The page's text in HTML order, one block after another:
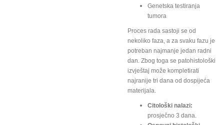
Genetska testiranja
tumora
Proces rada sastoji se od
nekoliko faza, a za svaku fazu je
potreban najmanje jedan radni
dan. Zbog toga se patohistološki
izvještaj može kompletirati
najranije tri dana od dospijeća
materijala.
Citološki nalazi:
prosječno 3 dana.